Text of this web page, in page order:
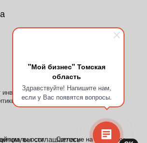
"Мой бизнес" Томская
область
Здравствуйте! Напишите нам,
если у Вас появятся вопросы.
Согласие на обработку
вы соглашаетесь